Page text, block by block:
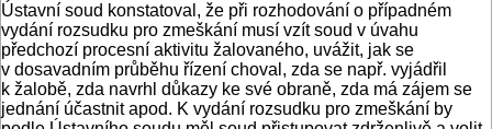
Ústavní soud konstatoval, že při rozhodování o případném
vydání rozsudku pro zmeškání musí vzít soud v úvahu
předchozí procesní aktivitu žalovaného, uvážit, jak se
v dosavadním průběhu řízení choval, zda se např. vyjádřil
k žalobě, zda navrhl důkazy ke své obraně, zda má zájem se
jednání účastnit apod. K vydání rozsudku pro zmeškání by